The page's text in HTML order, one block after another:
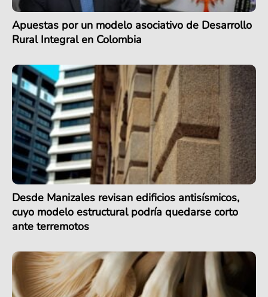
Apuestas por un modelo asociativo de Desarrollo
Rural Integral en Colombia
Desde Manizales revisan edificios antisísmicos,
cuyo modelo estructural podría quedarse corto
ante terremotos